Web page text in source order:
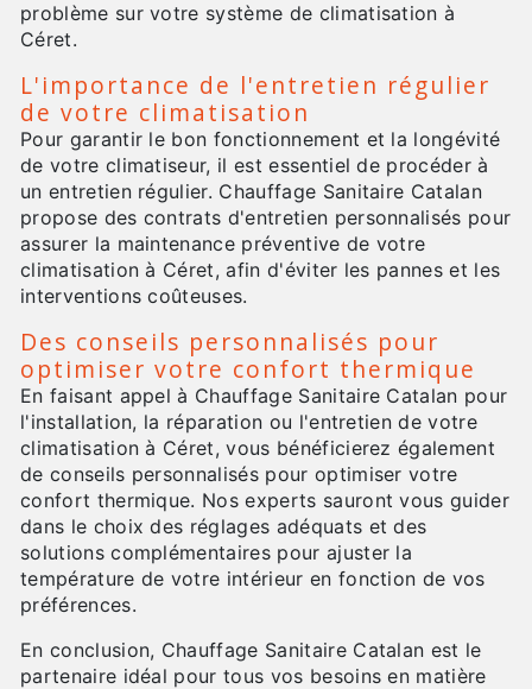
problème sur votre système de climatisation à
Céret.
L'importance de l'entretien régulier
de votre climatisation
Pour garantir le bon fonctionnement et la longévité
de votre climatiseur, il est essentiel de procéder à
un entretien régulier. Chauffage Sanitaire Catalan
propose des contrats d'entretien personnalisés pour
assurer la maintenance préventive de votre
climatisation à Céret, afin d'éviter les pannes et les
interventions coûteuses.
Des conseils personnalisés pour
optimiser votre confort thermique
En faisant appel à Chauffage Sanitaire Catalan pour
l'installation, la réparation ou l'entretien de votre
climatisation à Céret, vous bénéficierez également
de conseils personnalisés pour optimiser votre
confort thermique. Nos experts sauront vous guider
dans le choix des réglages adéquats et des
solutions complémentaires pour ajuster la
température de votre intérieur en fonction de vos
préférences.
En conclusion, Chauffage Sanitaire Catalan est le
partenaire idéal pour tous vos besoins en matière